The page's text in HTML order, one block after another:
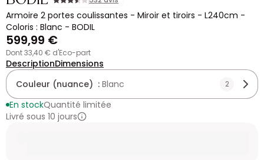
Armoire 2 portes coulissantes - Miroir et tiroirs - L240cm -
Coloris : Blanc - BODIL
599,99 €
dont 33,40 € d'Eco-part
DescriptionDimensions
Couleur (nuance) : Blanc 2
En stockQuantité limitée
Livré sous 10 jours